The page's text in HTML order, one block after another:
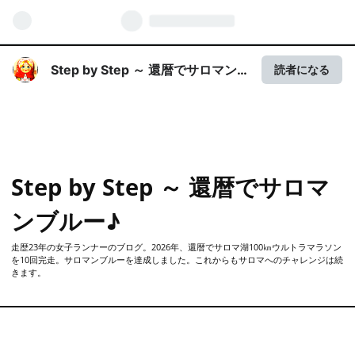
Step by Step ～ 還暦でサロマン
読者になる
Step by Step ～ 還暦でサロマ
ンブルー♪
走歴23年の女子ランナーのブログ。2026年、還暦でサロマ湖100㎞ウルトラマラソン
を10回完走。サロマンブルーを達成しました。これからもサロマへのチャレンジは続
きます。